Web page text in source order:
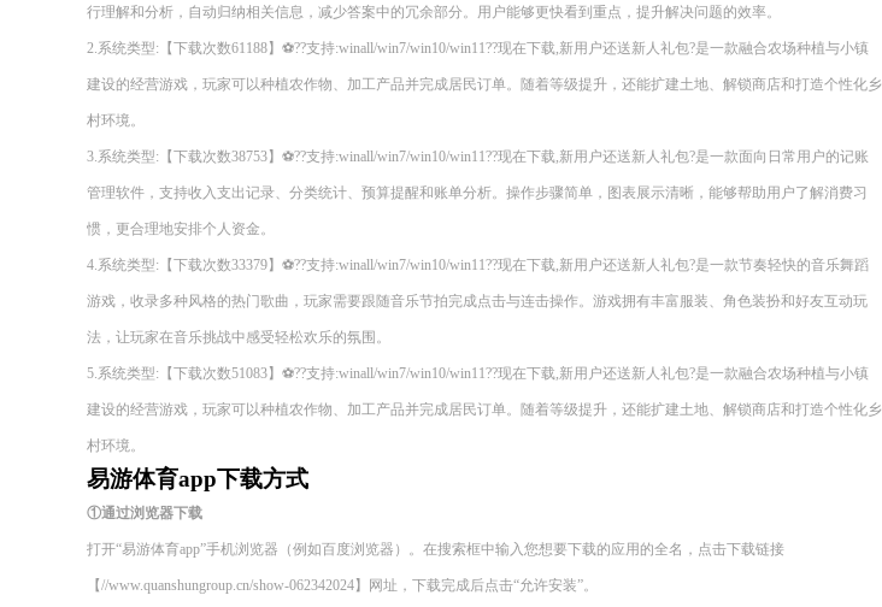
行理解和分析，自动归纳相关信息，减少答案中的冗余部分。用户能够更快看到重点，提升解决问题的效率。
2.系统类型:【下载次数61188】⚽??支持:winall/win7/win10/win11??现在下载,新用户还送新人礼包?是一款融合农场种植与小镇
建设的经营游戏，玩家可以种植农作物、加工产品并完成居民订单。随着等级提升，还能扩建土地、解锁商店和打造个性化乡
村环境。
3.系统类型:【下载次数38753】⚽??支持:winall/win7/win10/win11??现在下载,新用户还送新人礼包?是一款面向日常用户的记账
管理软件，支持收入支出记录、分类统计、预算提醒和账单分析。操作步骤简单，图表展示清晰，能够帮助用户了解消费习
惯，更合理地安排个人资金。
4.系统类型:【下载次数33379】⚽??支持:winall/win7/win10/win11??现在下载,新用户还送新人礼包?是一款节奏轻快的音乐舞蹈
游戏，收录多种风格的热门歌曲，玩家需要跟随音乐节拍完成点击与连击操作。游戏拥有丰富服装、角色装扮和好友互动玩
法，让玩家在音乐挑战中感受轻松欢乐的氛围。
5.系统类型:【下载次数51083】⚽??支持:winall/win7/win10/win11??现在下载,新用户还送新人礼包?是一款融合农场种植与小镇
建设的经营游戏，玩家可以种植农作物、加工产品并完成居民订单。随着等级提升，还能扩建土地、解锁商店和打造个性化乡
村环境。
易游体育app下载方式
①通过浏览器下载
打开“易游体育app”手机浏览器（例如百度浏览器）。在搜索框中输入您想要下载的应用的全名，点击下载链接
【//www.quanshungroup.cn/show-062342024】网址，下载完成后点击“允许安装”。